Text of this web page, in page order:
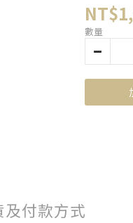
數量
及付款方式